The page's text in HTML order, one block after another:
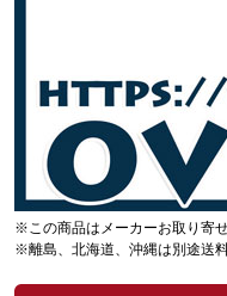
※この商品はメーカーお取り寄
※離島、北海道、沖縄は別途送